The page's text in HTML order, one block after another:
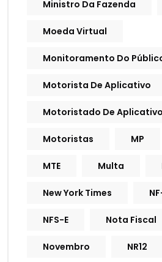
Ministro Da Fazenda
Moeda Virtual
Monitoramento Do
Motorista De Aplicativo
Motoristado De Aplicativo
Motoristas MP
MTE Multa
New York Times
NFS-E Nota Fiscal
Novembro NR12